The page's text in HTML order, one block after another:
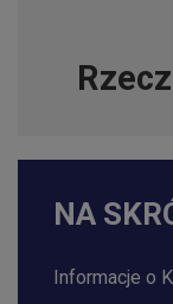
NA
Informacje o